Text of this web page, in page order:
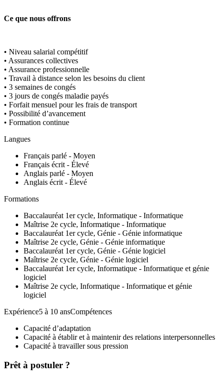
Ce que nous offrons
• Niveau salarial compétitif
• Assurances collectives
• Assurance professionnelle
• Travail à distance selon les besoins du client
• 3 semaines de congés
• 3 jours de congés maladie payés
• Forfait mensuel pour les frais de transport
• Possibilité d’avancement
• Formation continue
Langues
Français parlé - Moyen
Français écrit - Élevé
Anglais parlé - Moyen
Anglais écrit - Élevé
Formations
Baccalauréat 1er cycle, Informatique - Informatique
Maîtrise 2e cycle, Informatique - Informatique
Baccalauréat 1er cycle, Génie - Génie informatique
Maîtrise 2e cycle, Génie - Génie informatique
Baccalauréat 1er cycle, Génie - Génie logiciel
Maîtrise 2e cycle, Génie - Génie logiciel
Baccalauréat 1er cycle, Informatique - Informatique et génie
logiciel
Maîtrise 2e cycle, Informatique - Informatique et génie
logiciel
Expérience5 à 10 ansCompétences
Capacité d’adaptation
Capacité à établir et à maintenir des relations interpersonnelles
Capacité à travailler sous pression
Prêt à postuler ?